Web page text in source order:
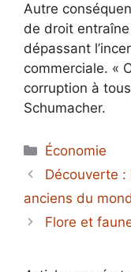
Autre
de droit
dépassant
commerciale. «
corruption à
Schumacher.
Catégories
Économie
Découverte :
anciens du
Flore et